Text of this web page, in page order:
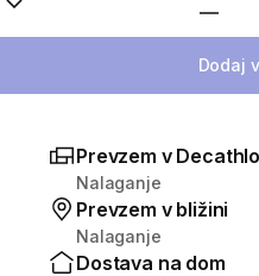
Dodaj
Prevzem v
Nalaganje
Prevzem v bližini
Nalaganje
Dostava na dom